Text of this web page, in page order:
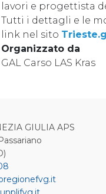
lavori e progettista
Tutti i dettagli e le
link nel sito
Organizzato da
GAL Carso LAS Kras
GIULIA APS